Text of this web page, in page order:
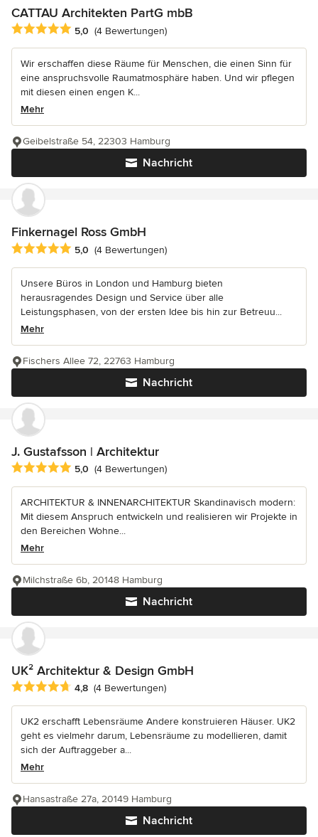
CATTAU Architekten PartG mbB
Durchschnittliche Bewertung: 5 von 5 Sternen
5,0 (4 Bewertungen)
Wir erschaffen diese Räume für Menschen, die einen Sinn für
eine anspruchsvolle Raumatmosphäre haben. Und wir pflegen
mit diesen einen engen K...
Mehr
Nachricht
Geibelstraße 54, 22303 Hamburg
Finkernagel Ross GmbH
Durchschnittliche Bewertung: 5 von 5 Sternen
5,0 (4 Bewertungen)
Unsere Büros in London und Hamburg bieten
herausragendes Design und Service über alle
Leistungsphasen, von der ersten Idee bis hin zur Betreuu...
Mehr
Nachricht
Fischers Allee 72, 22763 Hamburg
J. Gustafsson | Architektur
Durchschnittliche Bewertung: 5 von 5 Sternen
5,0 (4 Bewertungen)
ARCHITEKTUR & INNENARCHITEKTUR Skandinavisch modern:
Mit diesem Anspruch entwickeln und realisieren wir Projekte in
den Bereichen Wohne...
Mehr
Nachricht
Milchstraße 6b, 20148 Hamburg
UK² Architektur & Design GmbH
Durchschnittliche Bewertung: 4.8 von 5 Sternen
4,8 (4 Bewertungen)
UK2 erschafft Lebensräume Andere konstruieren Häuser. UK2
geht es vielmehr darum, Lebensräume zu modellieren, damit
sich der Auftraggeber a...
Mehr
Nachricht
Hansastraße 27a, 20149 Hamburg